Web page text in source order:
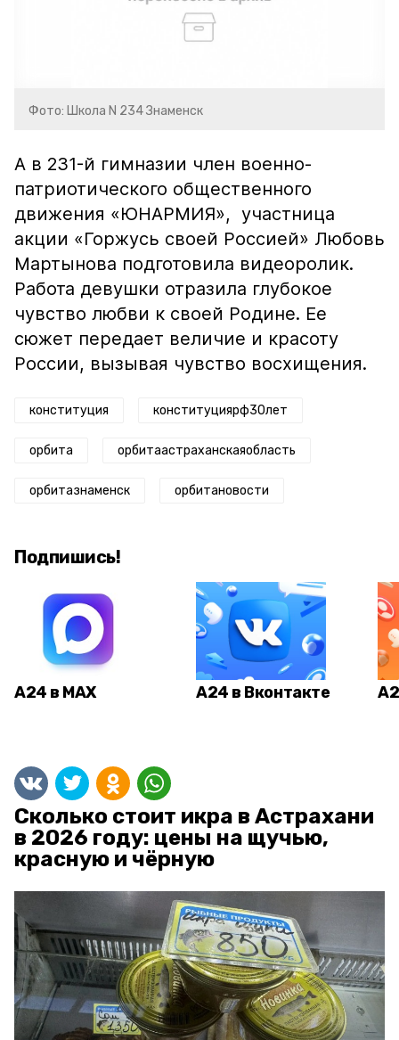
Фото: Школа N 234 Знаменск
А в 231-й гимназии член военно-
патриотического общественного
движения «ЮНАРМИЯ», участница
акции «Горжусь своей Россией» Любовь
Мартынова подготовила видеоролик.
Работа девушки отразила глубокое
чувство любви к своей Родине. Ее
сюжет передает величие и красоту
России, вызывая чувство восхищения.
конституция конституциярф30лет
орбита орбитаастраханскаяобласть
орбитазнаменск орбитановости
Подпишись!
А24 в MAX А24 в Вконтакте
Сколько стоит икра в Астрахани
в 2026 году: цены на щучью,
красную и чёрную